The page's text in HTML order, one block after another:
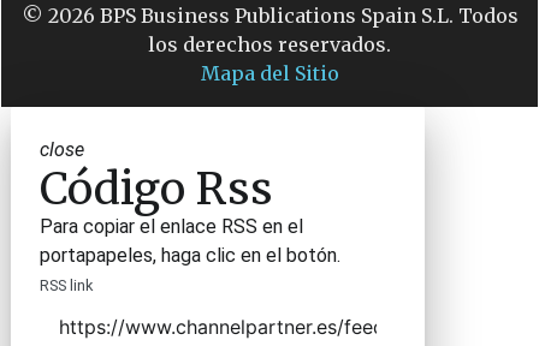
© 2026 BPS Business Publications Spain S.L. Todos
los derechos reservados.
Mapa del Sitio
close
Código Rss
Para copiar el enlace RSS en el
portapapeles, haga clic en el botón.
RSS link